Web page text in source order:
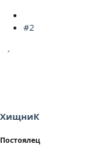
#2
ХищниК
Постоялец